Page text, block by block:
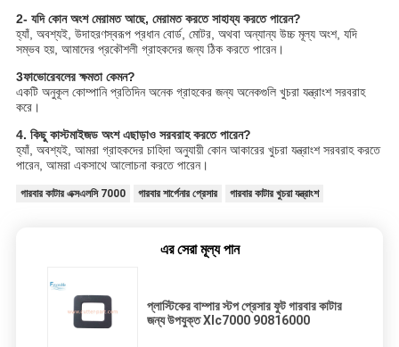
2- যদি কোন অংশ মেরামত আছে, মেরামত করতে সাহায্য করতে পারেন?
হ্যাঁ, অবশ্যই, উদাহরণস্বরূপ প্রধান বোর্ড, মোটর, অথবা অন্যান্য উচ্চ মূল্য অংশ, যদি
সম্ভব হয়, আমাদের প্রকৌশলী গ্রাহকদের জন্য ঠিক করতে পারেন।
3ফাভোরেবলের ক্ষমতা কেমন?
একটি অনুকূল কোম্পানি প্রতিদিন অনেক গ্রাহকের জন্য অনেকগুলি খুচরা যন্ত্রাংশ সরবরাহ
করে।
4. কিছু কাস্টমাইজড অংশ এছাড়াও সরবরাহ করতে পারেন?
হ্যাঁ, অবশ্যই, আমরা গ্রাহকদের চাহিদা অনুযায়ী কোন আকারের খুচরা যন্ত্রাংশ সরবরাহ করতে
পারেন, আমরা একসাথে আলোচনা করতে পারেন।
গারবার কাটার এক্সএলসি 7000 গারবার শার্পেনার প্রেসার গারবার কাটার খুচরা যন্ত্রাংশ
এর সেরা মূল্য পান
প্লাস্টিকের বাম্পার স্টপ প্রেসার ফুট গারবার কাটার
জন্য উপযুক্ত Xlc7000 90816000